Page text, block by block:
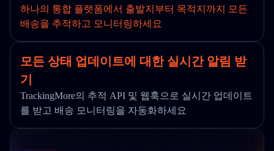
하나의 통합 플랫폼에서 출발지부터 목적지까지 모든
배송을 추적하고 모니터링하세요
모든 상태 업데이트에 대한 실시간 알림 받
기
TrackingMore의 추적 API 및 웹훅으로 실시간 업데이트
를 받고 배송 모니터링을 자동화하세요